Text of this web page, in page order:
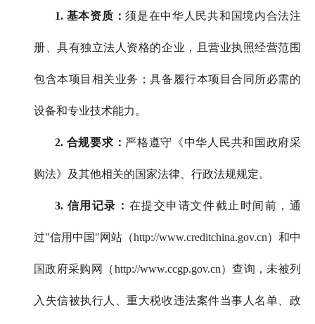
1. 基本资质：须是在中华人民共和国境内合法注
册、具有独立法人资格的企业，且营业执照经营范围
包含本项目相关业务；具备履行本项目合同所必需的
设备和专业技术能力。
2. 合规要求： 严格遵守《中华人民共和国政府采
购法》及其他相关的国家法律、行政法规规定。
3. 信用记录： 在提交申请文件截止时间前，通
过"信用中国"网站（http://www.creditchina.gov.cn）和中
国政府采购网（http://www.ccgp.gov.cn）查询，未被列
入失信被执行人、重大税收违法案件当事人名单、政